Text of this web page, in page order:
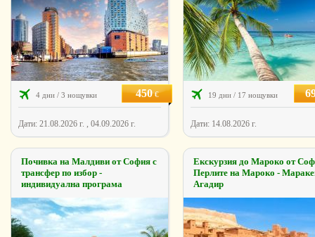
4 дни / 3 нощувки 450€
Дати: 21.08.2026 г. , 04.09.2026 г.
19 дни / 17 нощувки
Дати: 14.08.2026 г.
Почивка на Малдиви от София с
трансфер по избор -
индивидуална програма
Екскурзия до Мароко от
Перлите на Мароко -
Агадир